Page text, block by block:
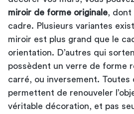
miroir de forme originale ,
cadre. Plusieurs variantes
miroir est plus grand que le
orientation. D’autres qui
possèdent un verre de forme
carré, ou inversement. Toutes
permettent de renouveler
véritable décoration, et pas